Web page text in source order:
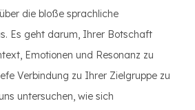
die bloße sprachliche
Es geht darum, Ihrer Botschaft
Emotionen und Resonanz zu
Verbindung zu Ihrer Zielgruppe zu
untersuchen, wie sich